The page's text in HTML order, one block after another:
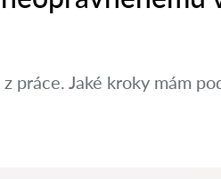
práce. Jaké kroky mám